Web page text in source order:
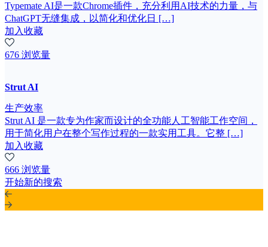
Typemate AI是一款Chrome插件，充分利用AI技术的力量，与
ChatGPT无缝集成，以简化和优化日 […]
加入收藏
676 浏览量
Strut AI
生产效率
Strut AI 是一款专为作家而设计的全功能人工智能工作空间，
用于简化用户在整个写作过程的一款实用工具。它整 […]
加入收藏
666 浏览量
开始新的搜索